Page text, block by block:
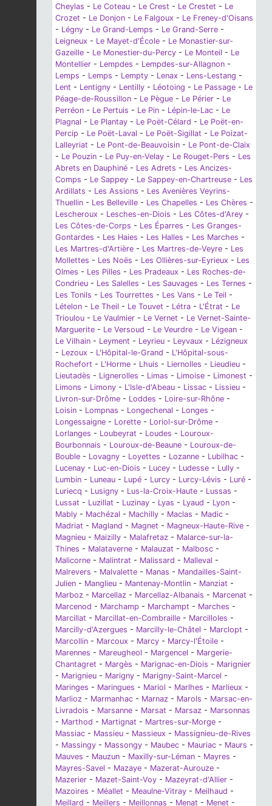
Cheylas - Le Coteau - Le Crest - Le Crestet - Le
Crozet - Le Donjon - Le Falgoux - Le Freney-d'Oisans
- Légny - Le Grand-Lemps - Le Grand-Serre -
Leigneux - Le Mayet-d'École - Le Monastier-sur-
Gazeille - Le Monestier-du-Percy - Le Monteil - Le
Montellier - Lempdes - Lempdes-sur-Allagnon -
Lemps - Lemps - Lempty - Lenax - Lens-Lestang -
Lent - Lentigny - Lentilly - Léotoing - Le Passage - Le
Péage-de-Roussillon - Le Pègue - Le Périer - Le
Perréon - Le Pertuis - Le Pin - Lépin-le-Lac - Le
Plagnal - Le Plantay - Le Poët-Célard - Le Poët-en-
Percip - Le Poët-Laval - Le Poët-Sigillat - Le Poizat-
Lalleyriat - Le Pont-de-Beauvoisin - Le Pont-de-Claix
- Le Pouzin - Le Puy-en-Velay - Le Rouget-Pers - Les
Abrets en Dauphiné - Les Adrets - Les Ancizes-
Comps - Le Sappey - Le Sappey-en-Chartreuse - Les
Ardillats - Les Assions - Les Avenières Veyrins-
Thuellin - Les Belleville - Les Chapelles - Les Chères -
Lescheroux - Lesches-en-Diois - Les Côtes-d'Arey -
Les Côtes-de-Corps - Les Éparres - Les Granges-
Gontardes - Les Haies - Les Halles - Les Marches -
Les Martres-d'Artière - Les Martres-de-Veyre - Les
Mollettes - Les Noës - Les Ollières-sur-Eyrieux - Les
Olmes - Les Pilles - Les Pradeaux - Les Roches-de-
Condrieu - Les Salelles - Les Sauvages - Les Ternes -
Les Tonils - Les Tourrettes - Les Vans - Le Teil -
Lételon - Le Theil - Le Touvet - Létra - L'Étrat - Le
Trioulou - Le Vaulmier - Le Vernet - Le Vernet-Sainte-
Marguerite - Le Versoud - Le Veurdre - Le Vigean -
Le Vilhain - Leyment - Leyrieu - Leyvaux - Lézigneux
- Lezoux - L'Hôpital-le-Grand - L'Hôpital-sous-
Rochefort - L'Horme - Lhuis - Liernolles - Lieudieu -
Lieutadès - Lignerolles - Limas - Limoise - Limonest -
Limons - Limony - L'Isle-d'Abeau - Lissac - Lissieu -
Livron-sur-Drôme - Loddes - Loire-sur-Rhône -
Loisin - Lompnas - Longechenal - Longes -
Longessaigne - Lorette - Loriol-sur-Drôme -
Lorlanges - Loubeyrat - Loudes - Louroux-
Bourbonnais - Louroux-de-Beaune - Louroux-de-
Bouble - Lovagny - Loyettes - Lozanne - Lubilhac -
Lucenay - Luc-en-Diois - Lucey - Ludesse - Lully -
Lumbin - Luneau - Lupé - Lurcy - Lurcy-Lévis - Luré -
Luriecq - Lusigny - Lus-la-Croix-Haute - Lussas -
Lussat - Luzillat - Luzinay - Lyas - Lyaud - Lyon -
Mably - Machézal - Machilly - Maclas - Madic -
Madriat - Magland - Magnet - Magneux-Haute-Rive -
Magnieu - Maizilly - Malafretaz - Malarce-sur-la-
Thines - Malataverne - Malauzat - Malbosc -
Malicorne - Malintrat - Malissard - Malleval -
Malrevers - Malvalette - Manas - Mandailles-Saint-
Julien - Manglieu - Mantenay-Montlin - Manziat -
Marboz - Marcellaz - Marcellaz-Albanais - Marcenat -
Marcenod - Marchamp - Marchampt - Marches -
Marcillat - Marcillat-en-Combraille - Marcilloles -
Marcilly-d'Azergues - Marcilly-le-Châtel - Marclopt -
Marcollin - Marcoux - Marcy - Marcy-l'Étoile -
Marennes - Mareugheol - Margencel - Margerie-
Chantagret - Margès - Marignac-en-Diois - Marignier
- Marignieu - Marigny - Marigny-Saint-Marcel -
Maringes - Maringues - Mariol - Marlhes - Marlieux -
Marlioz - Marmanhac - Marnaz - Marols - Marsac-en-
Livradois - Marsanne - Marsat - Marsaz - Marsonnas
- Marthod - Martignat - Martres-sur-Morge -
Massiac - Massieu - Massieux - Massignieu-de-Rives
- Massingy - Massongy - Maubec - Mauriac - Maurs -
Mauves - Mauzun - Maxilly-sur-Léman - Mayres -
Mayres-Savel - Mazaye - Mazerat-Aurouze -
Mazerier - Mazet-Saint-Voy - Mazeyrat-d'Allier -
Mazoires - Méallet - Meaulne-Vitray - Meilhaud -
Meillard - Meillers - Meillonnas - Menat - Menet -